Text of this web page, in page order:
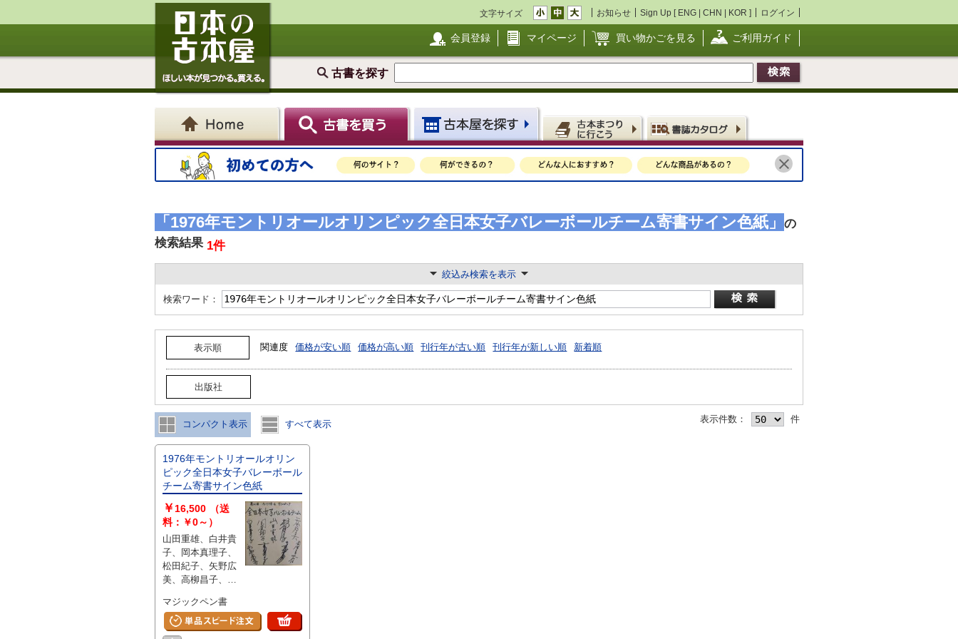
文字サイズ お知らせ Sign Up [ ENG | CHN | KOR ] ログイン
会員登録 マイページ 買い物かごを見る ご利用ガイド
古書を探す
「1976年モントリオールオリンピック全日本女子バレーボールチーム寄書サイン色紙」
の
検索結果 1件
絞込み検索を表示
検索ワード：
表示順 関連度 価格が安い順 価格が高い順 刊行年が古い順 刊行年が新しい順 新着順
出版社
コンパクト表示 すべて表示 表示件数： 件
1976年モントリオールオリン
ピック全日本女子バレーボール
チーム寄書サイン色紙
￥ 16,500
（送
料：￥0～）
山田重雄、白井貴
子、岡本真理子、
松田紀子、矢野広
美、高柳昌子、吉
子、荒木田裕子の
他全９名
マジックペン書